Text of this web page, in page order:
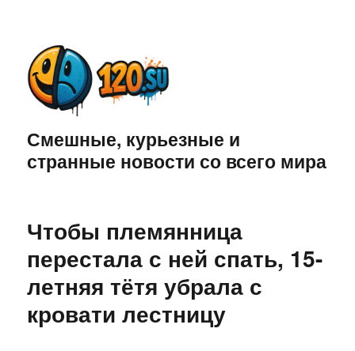
Смешные, курьезные и
странные новости со всего мира
Чтобы племянница
перестала с ней спать, 15-
летняя тётя убрала с
кровати лестницу